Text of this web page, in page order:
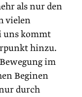
als nur den
vielen
uns kommt
hinzu.
im
Beginen
durch